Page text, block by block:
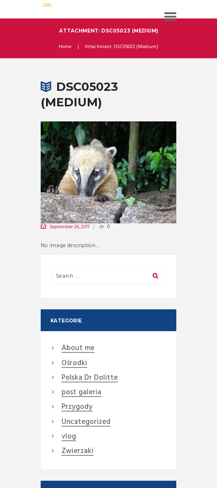
ATTACHMENT: DSC05023 (MEDIUM)
Home Attachment: DSC05023 (Medium)
DSC05023
(MEDIUM)
September 26, 2017 0
No image description ...
KATEGORIE
About me
Ośrodki
Polska Dr Dolitte
post galeria
Przygody
Uncategorized
vlog
Zwierzaki